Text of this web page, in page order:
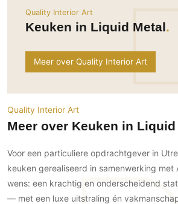
Woondecoratie
Roomdividers
Bedden
Meubels
Verlichting
Haarden
Interieurbouw
Trappen
Buitendeuren
Glazen wandsystemen
Vouwwanden
Garagedeuren
Zonwering
Buitenshutters
Overig
Tuinmeubelen
Tuinverlichting
Omheining
Hekwerken en poorten
Zwemmen
Zwembad en zwemvijver
Vloer
Buitenvloeren
Kinderkamer
Serre/Veranda
Thuisbioscoop
Werkkamer
Wijnkelder
Woonkamer
Buitenkijken
Bijgebouw / Poolhouse
Quality Interior Art
Keuken in Liquid Metal
Meer over Quality Interior Art
Quality Interior Art
Meer over Keuken in Liquid
Voor een particuliere opdrachtgever in
keuken gerealiseerd in samenwerking met
wens: een krachtig en onderscheidend
— met een luxe uitstraling én